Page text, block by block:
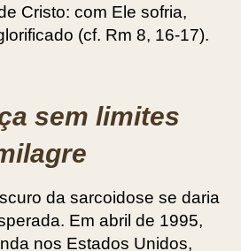
Cristo: com Ele sofria,
(cf. Rm 8, 16-17).
sem limites
da sarcoidose se daria
Em abril de 1995,
nos Estados Unidos,